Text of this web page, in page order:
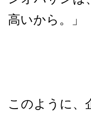
高いから。」
このように、